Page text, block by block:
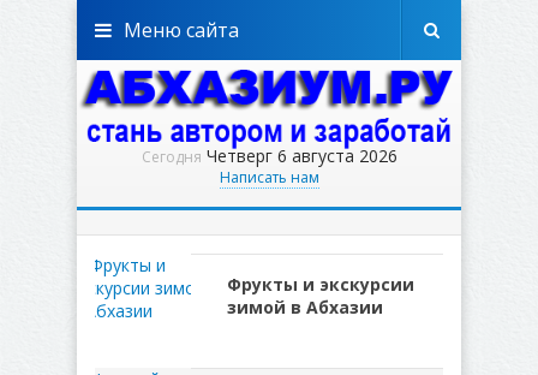
Сегодня Четверг 6 августа 2026
Написать нам
Меню сайта
Фрукты и экскурсии
зимой в Абхазии